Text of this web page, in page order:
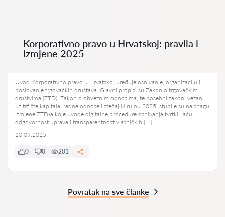
Korporativno pravo u Hrvatskoj: pravila i
izmjene 2025
Uvod Korporativno pravo u Hrvatskoj uređuje osnivanje, organizaciju i
poslovanje trgovačkih društava. Glavni propisi su Zakon o trgovačkim
društvima (ZTD), Zakon o obveznim odnosima, te posebni zakoni vezani
uz tržište kapitala, radne odnose i stečaj.U rujnu 2025. stupile su na snagu
izmjene ZTD-a koje uvode digitalne procedure osnivanja tvrtki, jaču
odgovornost uprava i transparentnost vlasničkih […]
10.09.2025
0 0 201
Povratak na sve članke